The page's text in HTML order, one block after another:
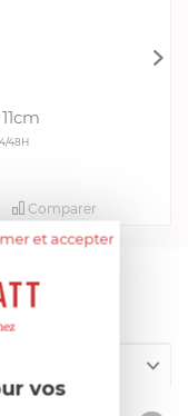
48H
Comparer
et accepter
vos